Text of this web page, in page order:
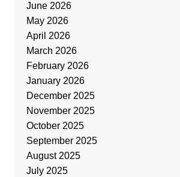
June 2026
May 2026
April 2026
March 2026
February 2026
January 2026
December 2025
November 2025
October 2025
September 2025
August 2025
July 2025